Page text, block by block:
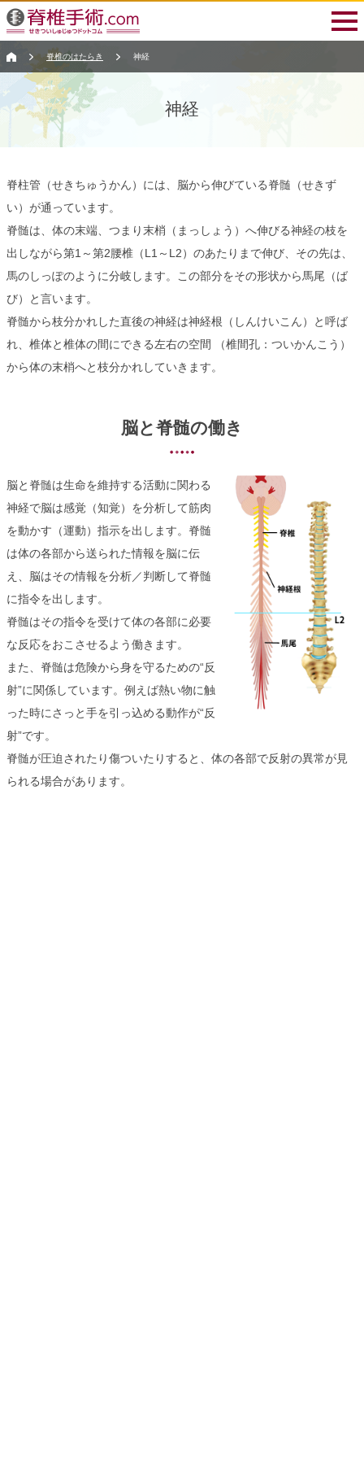
脊椎のはたらき 神経
神経
脊柱管（せきちゅうかん）には、脳から伸びている脊髄（せきず
い）が通っています。
脊髄は、体の末端、つまり末梢（まっしょう）へ伸びる神経の枝を
出しながら第1～第2腰椎（L1～L2）のあたりまで伸び、その先は、
馬のしっぽのように分岐します。この部分をその形状から馬尾（ば
び）と言います。
脊髄から枝分かれした直後の神経は神経根（しんけいこん）と呼ば
れ、椎体と椎体の間にできる左右の空間 （椎間孔：ついかんこう）
から体の末梢へと枝分かれしていきます。
脳と脊髄の働き
脳と脊髄は生命を維持する活動に関わる
神経で脳は感覚（知覚）を分析して筋肉
を動かす（運動）指示を出します。脊髄
は体の各部から送られた情報を脳に伝
え、脳はその情報を分析／判断して脊髄
に指令を出します。
脊髄はその指令を受けて体の各部に必要
な反応をおこさせるよう働きます。
また、脊髄は危険から身を守るための“反
射”に関係しています。例えば熱い物に触
った時にさっと手を引っ込める動作が“反
射”です。
脊髄が圧迫されたり傷ついたりすると、体の各部で反射の異常が見
られる場合があります。